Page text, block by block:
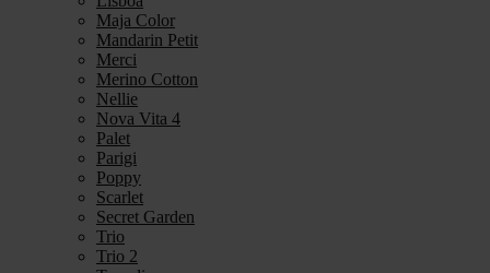
Maja Color
Mandarin Petit
Merci
Merino Cotton
Nellie
Nova Vita 4
Palet
Parigi
Poppy
Scarlet
Secret Garden
Trio
Trio 2